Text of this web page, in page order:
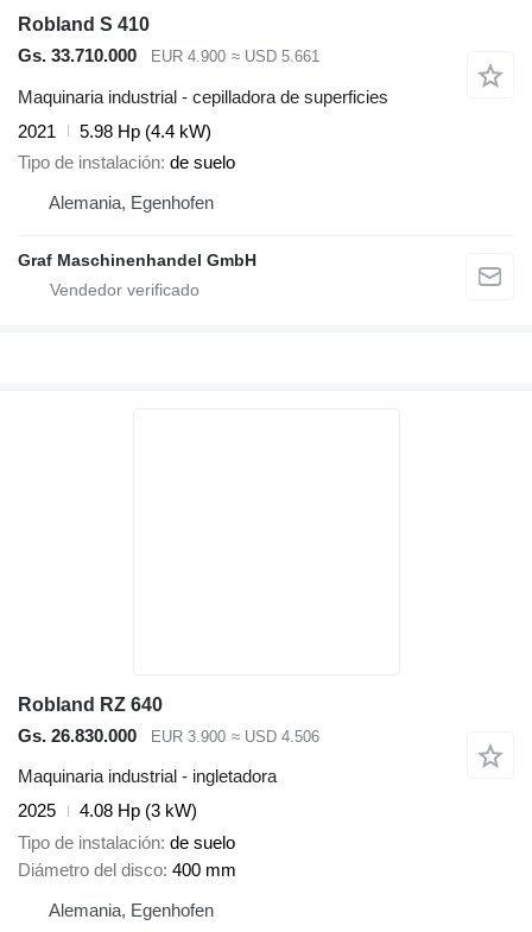
Robland S 410
Gs. 33.710.000
EUR 4.900 ≈ USD 5.661
Maquinaria industrial - cepilladora de superficies
2021
5.98 Hp (4.4 kW)
Tipo de instalación de suelo
Alemania, Egenhofen
Graf Maschinenhandel GmbH
Robland RZ 640
Gs. 26.830.000
EUR 3.900 ≈ USD 4.506
Maquinaria industrial - ingletadora
2025
4.08 Hp (3 kW)
Tipo de instalación de suelo
Diámetro del disco 400 mm
Alemania, Egenhofen